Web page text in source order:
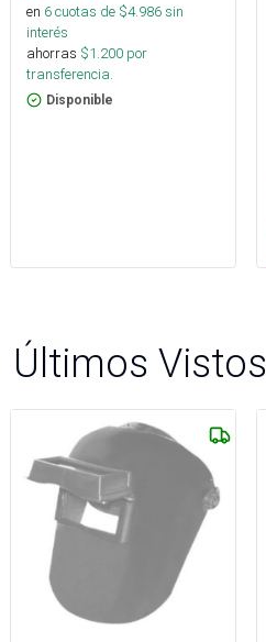
en 6cuotas de $4.986sin
interés
ahorras $1.200 por
transferencia.
Disponible
Últimos Vistos